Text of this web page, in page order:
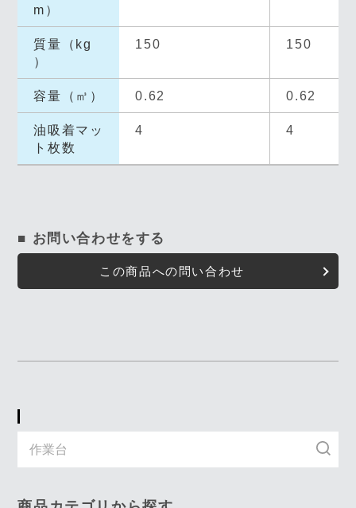
m）
質量（kg
）
150 150
容量（㎥） 0.62 0.62
油吸着マッ
ト枚数
4 4
■ お問い合わせをする
この商品への問い合わせ